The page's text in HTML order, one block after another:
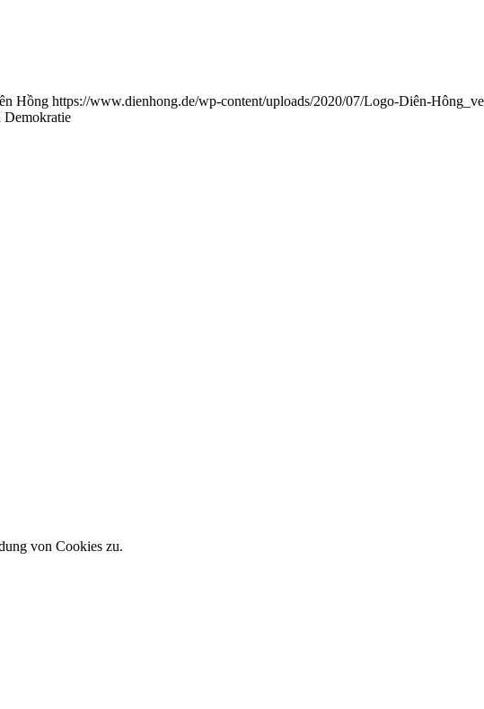
Hồng https://www.dienhong.de/wp-content/uploads/2020/07/Logo-Diên-
Demokratie
von Cookies zu.